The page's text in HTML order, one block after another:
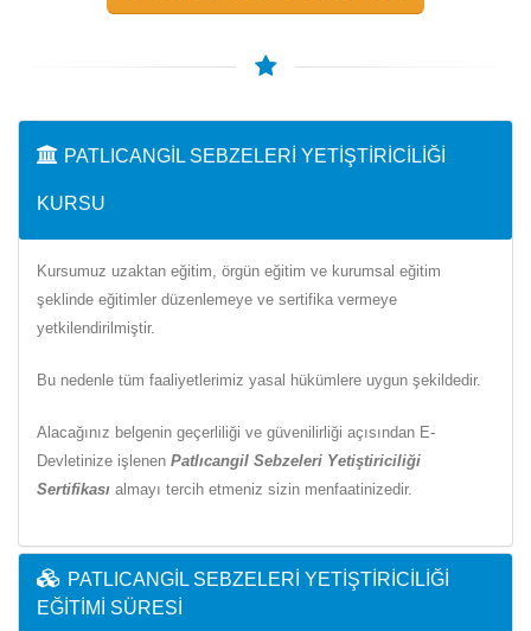
PATLICANGIL SEBZELERI YETIŞTIRICILIĞI
KURSU
Kursumuz uzaktan eğitim, örgün eğitim ve kurumsal eğitim
şeklinde eğitimler düzenlemeye ve sertifika vermeye
yetkilendirilmiştir.
Bu nedenle tüm faaliyetlerimiz yasal hükümlere uygun şekildedir.
Alacağınız belgenin geçerliliği ve güvenilirliği açısından E-
Devletinize işlenen Patlıcangil Sebzeleri Yetiştiriciliği
Sertifikası almayı tercih etmeniz sizin menfaatinizedir.
PATLICANGIL SEBZELERI YETIŞTIRICILIĞI
EĞITIMI SÜRESI